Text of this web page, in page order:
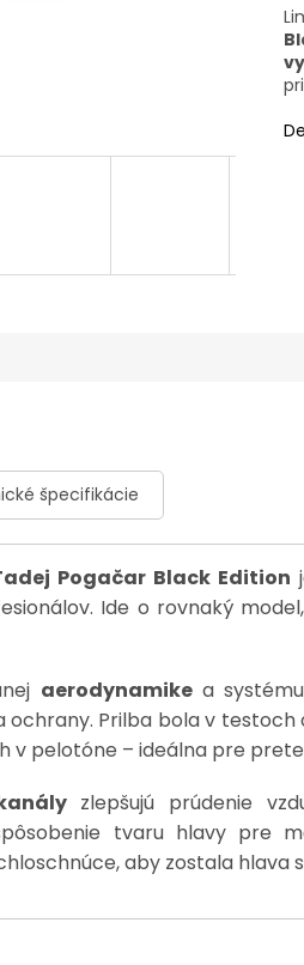
špecifikácie
Pogačar Black Edition
Ide o rovnaký
aerodynamikea systému
ochrany. Prilba bola v
v pelotóne – ideálna pre
zlepšujú prúdenie
tvaru hlavy pre
aby zostala hlava